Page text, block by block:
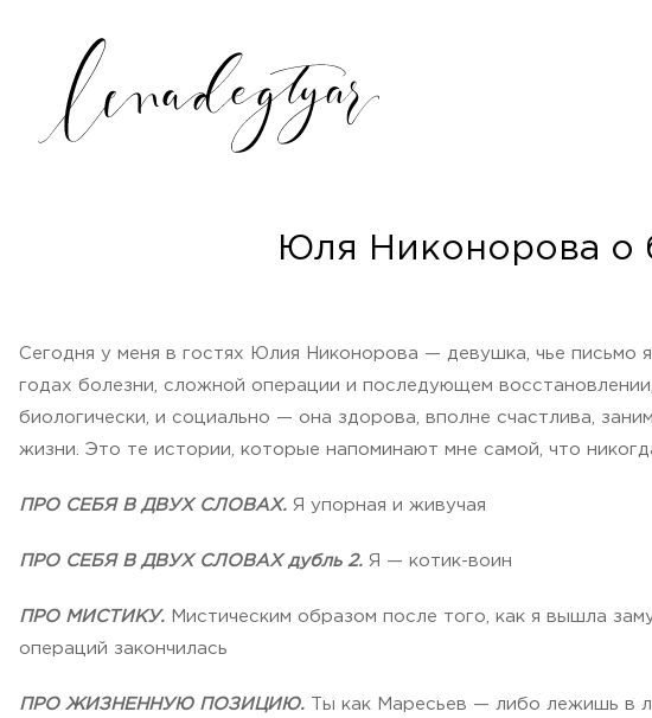
Юля Никонорова о
Сегодня у меня в гостях Юлия Никонорова — девушка, чье
годах болезни, сложной операции и последующем
биологически, и социально — она здорова, вполне счастлива,
жизни. Это те истории, которые напоминают мне самой, что
ПРО СЕБЯ В ДВУХ СЛОВАХ. Я упорная и живучая
ПРО СЕБЯ В ДВУХ СЛОВАХ дубль 2. Я — котик-воин
ПРО МИСТИКУ. Мистическим образом после того, как я вышла
операций закончилась
ПРО ЖИЗНЕННУЮ ПОЗИЦИЮ. Ты как Маресьев — либо лежишь в